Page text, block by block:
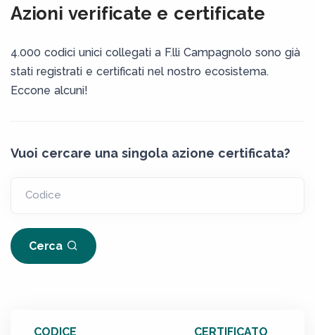
Azioni verificate e certificate
4.000 codici unici collegati a F.lli Campagnolo sono già
stati registrati e certificati nel nostro ecosistema.
Eccone alcuni!
Vuoi cercare una singola azione certificata?
Codice
Cerca
CODICE CERTIFICATO